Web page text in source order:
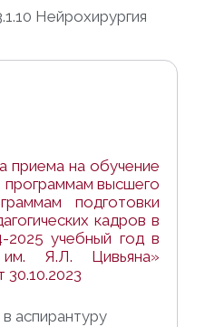
Нейрохирургия
приема на обучение
высшего
подготовки
кадров в
2025 учебный год в
Я.Л. Цивьяна»
аспирантуру